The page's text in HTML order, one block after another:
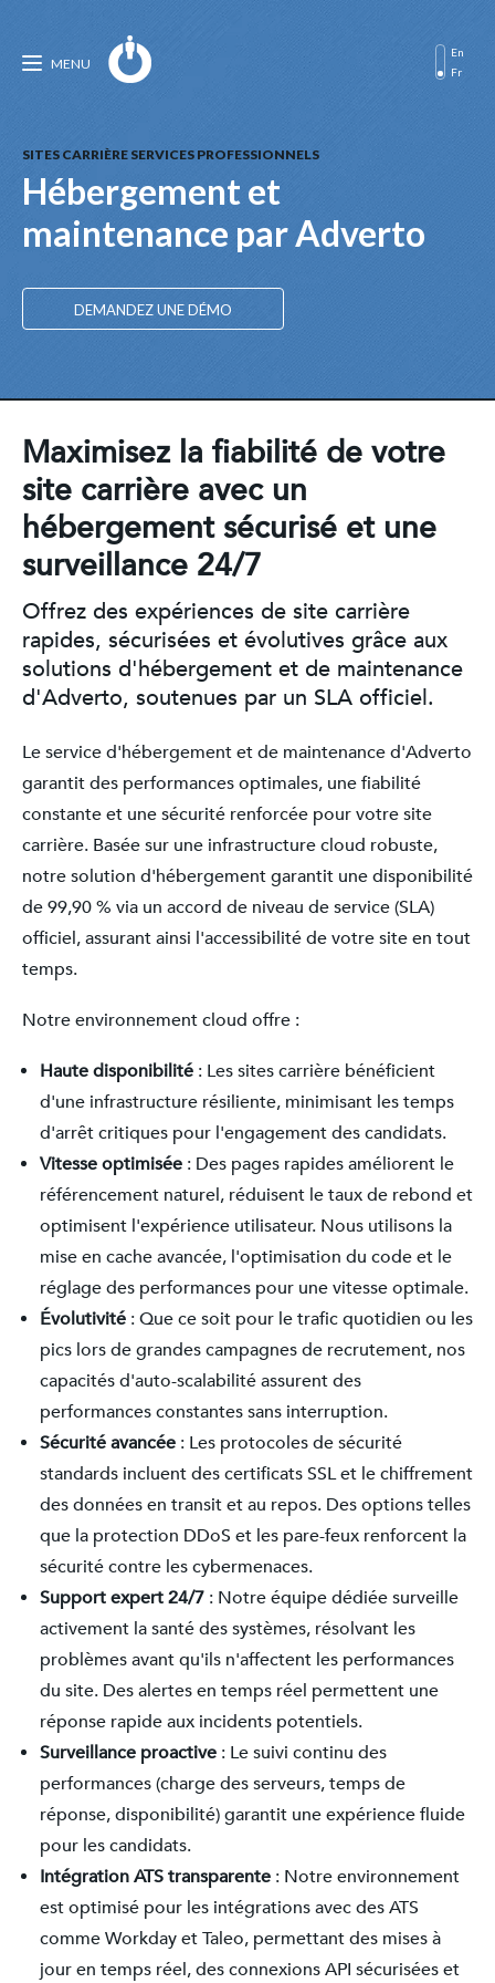
MENU
En
Fr
SITES CARRIÈRE SERVICES PROFESSIONNELS
Hébergement et
maintenance par Adverto
DEMANDEZ UNE DÉMO
Maximisez la fiabilité de votre
site carrière avec un
hébergement sécurisé et une
surveillance 24/7
Offrez des expériences de site carrière
rapides, sécurisées et évolutives grâce aux
solutions d'hébergement et de maintenance
d'Adverto, soutenues par un SLA officiel.
Le service d'hébergement et de maintenance d'Adverto
garantit des performances optimales, une fiabilité
constante et une sécurité renforcée pour votre site
carrière. Basée sur une infrastructure cloud robuste,
notre solution d'hébergement garantit une disponibilité
de 99,90 % via un accord de niveau de service (SLA)
officiel, assurant ainsi l'accessibilité de votre site en tout
temps.
Notre environnement cloud offre :
Haute disponibilité : Les sites carrière bénéficient
d'une infrastructure résiliente, minimisant les temps
d'arrêt critiques pour l'engagement des candidats.
Vitesse optimisée : Des pages rapides améliorent le
référencement naturel, réduisent le taux de rebond et
optimisent l'expérience utilisateur. Nous utilisons la
mise en cache avancée, l'optimisation du code et le
réglage des performances pour une vitesse optimale.
Évolutivité : Que ce soit pour le trafic quotidien ou les
pics lors de grandes campagnes de recrutement, nos
capacités d'auto-scalabilité assurent des
performances constantes sans interruption.
Sécurité avancée : Les protocoles de sécurité
standards incluent des certificats SSL et le chiffrement
des données en transit et au repos. Des options telles
que la protection DDoS et les pare-feux renforcent la
sécurité contre les cybermenaces.
Support expert 24/7 : Notre équipe dédiée surveille
activement la santé des systèmes, résolvant les
problèmes avant qu'ils n'affectent les performances
du site. Des alertes en temps réel permettent une
réponse rapide aux incidents potentiels.
Surveillance proactive : Le suivi continu des
performances (charge des serveurs, temps de
réponse, disponibilité) garantit une expérience fluide
pour les candidats.
Intégration ATS transparente : Notre environnement
est optimisé pour les intégrations avec des ATS
comme Workday et Taleo, permettant des mises à
jour en temps réel, des connexions API sécurisées et